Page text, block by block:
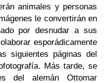
animales y personas
le convertirán en
por desnudar a sus
esporádicamente
siguientes páginas del
Más tarde, se
del alemán Ottomar